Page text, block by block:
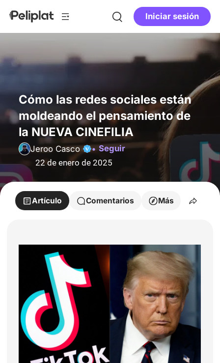
Iniciar sesión
Cómo las redes sociales están
moldeando el pensamiento de
la NUEVA CINEFILIA
Jeroo Casco
Seguir
22 de enero de 2025
Artículo Comentarios Más